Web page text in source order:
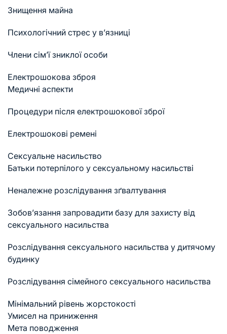
Знищення майна
Психологічний стрес у в’язниці
Члени сім’ї зниклої особи
Електрошокова зброя
Медичні аспекти
Процедури після електрошокової зброї
Електрошокові ремені
Сексуальне насильство
Батьки потерпілого у сексуальному насильстві
Неналежне розслідування зґвалтування
Зобов’язання запровадити базу для захисту від
сексуального насильства
Розслідування сексуального насильства у дитячому
будинку
Розслідування сімейного сексуального насильства
Мінімальний рівень жорстокості
Умисел на приниження
Мета поводження